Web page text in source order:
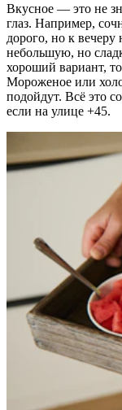
Вкусное — это не
глаз. Например,
дорого, но к
небольшую, но
хороший вариант,
Мороженое или
подойдут. Всё это
если на улице +45.